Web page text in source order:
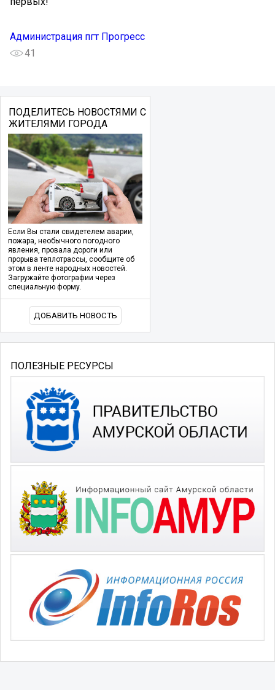
Администрация пгт Прогресс
41
ПОДЕЛИТЕСЬ НОВОСТЯМИ С
ЖИТЕЛЯМИ ГОРОДА
Если Вы стали свидетелем аварии,
пожара, необычного погодного
явления, провала дороги или
прорыва теплотрассы, сообщите об
этом в ленте народных новостей.
Загружайте фотографии через
специальную форму.
ДОБАВИТЬ НОВОСТЬ
ПОЛЕЗНЫЕ РЕСУРСЫ